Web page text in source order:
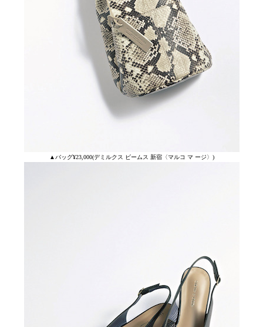
▲バッグ¥23,000(デミルクス ビームス 新宿〈マルコ マ ージ〉)